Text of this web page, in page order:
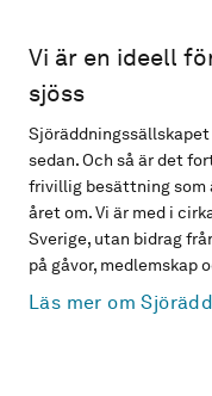
Vi är en ideell
sjöss
sedan. Och så är det
frivillig besättning som
året om. Vi är med i
Sverige, utan bidrag
på gåvor, medlemskap
Läs mer om